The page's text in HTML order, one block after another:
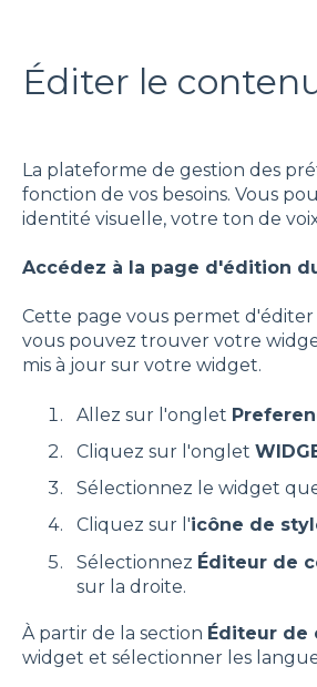
Éditer le
La plateforme de gestion des
fonction de vos besoins. Vous
identité visuelle, votre ton de
Accédez à la page d'édition
Cette page vous permet
vous pouvez trouver votre
mis à jour sur votre widget.
Allez sur l'onglet
Cliquez sur l'onglet
Sélectionnez le widget
Cliquez sur l'icône de
Sélectionnez Éditeur de
sur la droite.
À partir de la section Éditeur de
widget et sélectionner les